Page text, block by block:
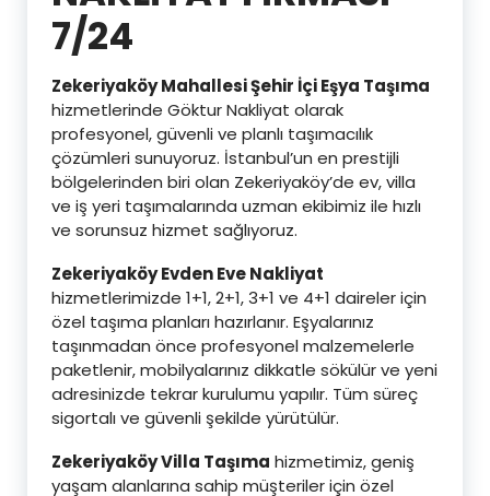
7/24
Zekeriyaköy Mahallesi Şehir İçi Eşya Taşıma
hizmetlerinde Göktur Nakliyat olarak
profesyonel, güvenli ve planlı taşımacılık
çözümleri sunuyoruz. İstanbul’un en prestijli
bölgelerinden biri olan Zekeriyaköy’de ev, villa
ve iş yeri taşımalarında uzman ekibimiz ile hızlı
ve sorunsuz hizmet sağlıyoruz.
Zekeriyaköy Evden Eve Nakliyat
hizmetlerimizde 1+1, 2+1, 3+1 ve 4+1 daireler için
özel taşıma planları hazırlanır. Eşyalarınız
taşınmadan önce profesyonel malzemelerle
paketlenir, mobilyalarınız dikkatle sökülür ve yeni
adresinizde tekrar kurulumu yapılır. Tüm süreç
sigortalı ve güvenli şekilde yürütülür.
Zekeriyaköy Villa Taşıma hizmetimiz, geniş
yaşam alanlarına sahip müşteriler için özel